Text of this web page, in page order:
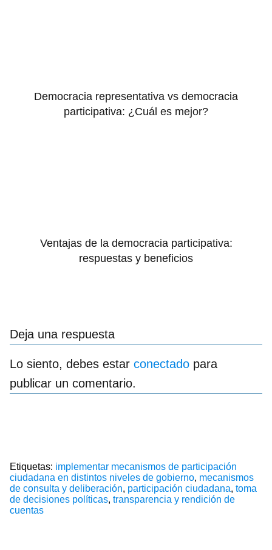
Democracia representativa vs democracia
participativa: ¿Cuál es mejor?
Ventajas de la democracia participativa:
respuestas y beneficios
Deja una respuesta
Lo siento, debes estar conectado para
publicar un comentario.
Etiquetas: implementar mecanismos de participación
ciudadana en distintos niveles de gobierno, mecanismos
de consulta y deliberación, participación ciudadana, toma
de decisiones políticas, transparencia y rendición de
cuentas